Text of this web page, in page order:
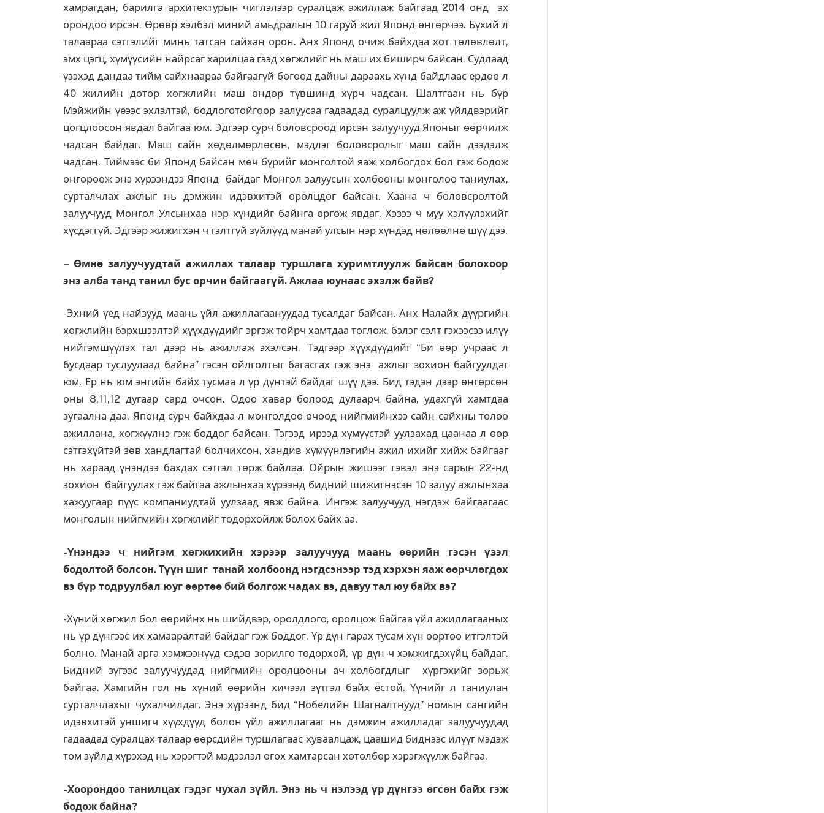
хамрагдан, барилга архитектурын чиглэлээр суралцаж ажиллаж байгаад 2014 онд эх
орондоо ирсэн. Өрөөр хэлбэл миний амьдралын 10 гаруй жил Японд өнгөрчээ. Бүхий л
талаараа сэтгэлийг минь татсан сайхан орон. Анх Японд очиж байхдаа хот төлөвлөлт,
эмх цэгц, хүмүүсийн найрсаг харилцаа гээд хөгжлийг нь маш их биширч байсан. Судлаад
үзэхэд дандаа тийм сайхнаараа байгаагүй бѳгѳѳд дайны дараахь хүнд байдлаас eрдѳѳ л
40 жилийн дотор хѳгжлийн маш өндөр түвшинд хүрч чадсан. Шалтгаан нь бүр
Мэйжийн үeээс эхлэлтэй, бодлоготойгоор залуусаа гадаадад суралцуулж аж үйлдвэрийг
цогцлоосон явдал байгаа юм. Эдгээр сурч боловсроод ирсэн залуучууд Японыг өөрчилж
чадсан байдаг. Маш сайн хөдөлмөрлөсөн, мэдлэг боловсролыг маш сайн дээдэлж
чадсан. Тиймээс би Японд байсан мөч бүрийг монголтой яаж холбогдох бол гэж бодож
өнгөрөөж энэ хүрээндээ Японд байдаг Монгол залуусын холбооны монголоо таниулах,
сурталчлах ажлыг нь дэмжин идэвхитэй оролцдог байсан. Хаана ч боловсролтой
залуучууд Монгол Улсынхаа нэр хүндийг байнга өргөж явдаг. Хэзээ ч муу хэлүүлэхийг
хүсдэггүй. Эдгээр жижигхэн ч гэлтгүй зүйлүүд манай улсын нэр хүндэд нөлөөлнө шүү дээ.
– Өмнө залуучуудтай ажиллах талаар туршлага хуримтлуулж байсан болохоор
энэ алба танд танил бус орчин байгаагүй. Ажлаа юунаас эхэлж байв?
-Эхний үед найзууд маань үйл ажиллагаануудад тусалдаг байсан. Анх Налайх дүүргийн
хөгжлийн бэрхшээлтэй хүүхдүүдийг эргэж тойрч хамтдаа тоглож, бэлэг сэлт гэхээсээ илүү
нийгэмшүүлэх тал дээр нь ажиллаж эхэлсэн. Tэдгээр хүүхдүүдийг “Би өөр учраас л
бусдаар туслуулаад байна” гэсэн ойлголтыг багасгах гэж энэ ажлыг зохион байгуулдаг
юм. Ер нь юм энгийн байх тусмаа л үр дүнтэй байдаг шүү дээ. Бид тэдэн дээр өнгөрсөн
оны 8,11,12 дугаар сард очсон. Одоо хавар болоод дулаарч байна, удахгүй хамтдаа
зугаална даа. Японд сурч байхдаа л монголдоо очоод нийгмийнхээ сайн сайхны төлөө
ажиллана, хөгжүүлнэ гэж боддог байсан. Тэгээд ирээд хүмүүстэй уулзахад цаанаа л өөр
сэтгэхүйтэй зөв хандлагтай болчихсон, хандив хүмүүнлэгийн ажил ихийг хийж байгааг
нь хараад үнэндээ бахдах сэтгэл төрж байлаа. Ойрын жишээг гэвэл энэ сарын 22-нд
зохион байгуулах гэж байгаа ажлынхаа хүрээнд бидний шижигнэсэн 10 залуу ажлынхаа
хажуугаар пүүс компаниудтай уулзаад явж байна. Ингэж залуучууд нэгдэж байгаагаас
монголын нийгмийн хөгжлийг тодорхойлж болох байх аа.
-Үнэндээ ч нийгэм хөгжихийн хэрээр залуучууд маань өөрийн гэсэн үзэл
бодолтой болсон. Түүн шиг танай холбоонд нэгдсэнээр тэд хэрхэн яаж өөрчлөгдөх
вэ бүр тодруулбал юуг өөртөө бий болгож чадах вэ, давуу тал юу байх вэ?
-Хүний хөгжил бол өөрийнх нь шийдвэр, оролдлого, оролцож байгаа үйл ажиллагааных
нь үр дүнгээс их хамааралтай байдаг гэж боддог. Үр дүн гарах тусам хүн өөртөө итгэлтэй
болно. Манай арга хэмжээнүүд сэдэв зорилго тодорхой, үр дүн ч хэмжигдэхүйц байдаг.
Бидний зүгээс залуучуудад нийгмийн оролцооны ач холбогдлыг хүргэхийг зорьж
байгаа. Хамгийн гол нь хүний өөрийн хичээл зүтгэл байх ёстой. Үүнийг л таниулан
сурталчлахыг чухалчилдаг. Энэ хүрээнд бид “Нобелийн Шагналтнууд” номын сангийн
идэвхитэй уншигч хүүхдүүд болон үйл ажиллагааг нь дэмжин ажилладаг залуучуудад
гадаадад суралцах талаар ѳѳрсдийн туршлагаас хуваалцаж, цаашид биднээс илүүг мэдэж
том зүйлд хүрэхэд нь хэрэгтэй мэдээлэл ѳгѳх хамтарсан хѳтѳлбѳр хэрэгжүүлж байгаа.
-Хоорондоо танилцах гэдэг чухал зүйл. Энэ нь ч нэлээд үр дүнгээ өгсөн байх гэж
бодож байна?